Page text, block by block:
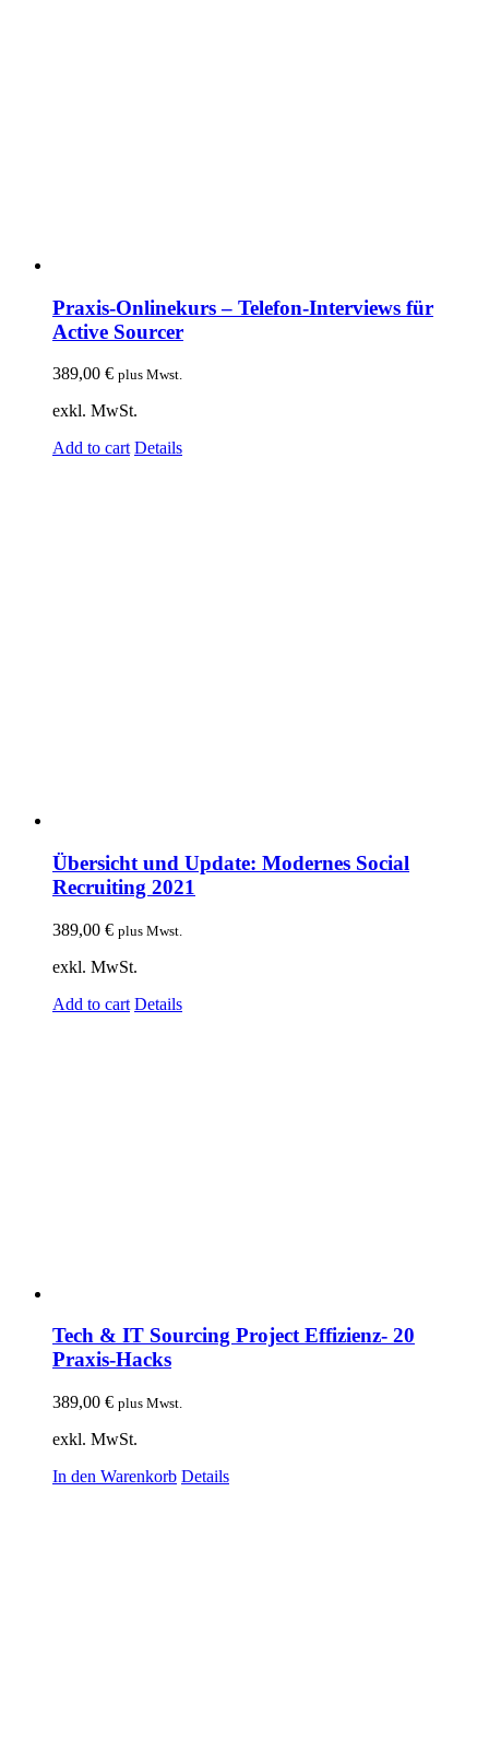
Praxis-Onlinekurs – Telefon-Interviews für
Active Sourcer
389,00 € plus Mwst.
exkl. MwSt.
Add to cart Details
Übersicht und Update: Modernes Social
Recruiting 2021
389,00 € plus Mwst.
exkl. MwSt.
Add to cart Details
Tech & IT Sourcing Project Effizienz- 20
Praxis-Hacks
389,00 € plus Mwst.
exkl. MwSt.
In den Warenkorb Details